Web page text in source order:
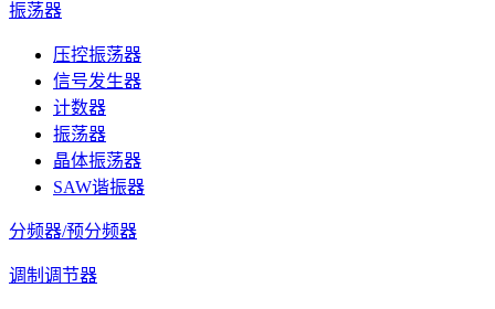
振荡器
压控振荡器
信号发生器
计数器
振荡器
晶体振荡器
SAW谐振器
分频器/预分频器
调制调节器